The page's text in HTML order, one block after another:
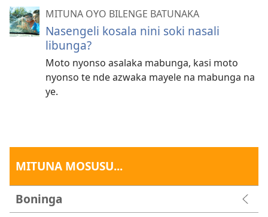
MITUNA OYO BILENGE BATUNAKA
Nasengeli kosala nini soki nasali
libunga?
Moto nyonso asalaka mabunga, kasi moto
nyonso te nde azwaka mayele na mabunga na
ye.
MITUNA MOSUSU...
Boninga